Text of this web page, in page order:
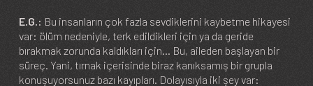
E.G.: Bu insanların çok fazla sevdiklerini kaybetme hikayesi
var: ölüm nedeniyle, terk edildikleri için ya da geride
bırakmak zorunda kaldıkları için… Bu, aileden başlayan bir
süreç. Yani, tırnak içerisinde biraz kanıksamış bir grupla
konuşuyorsunuz bazı kayıpları. Dolayısıyla iki şey var: